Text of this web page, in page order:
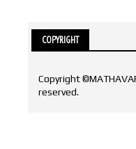
COPYRIGHT
Copyright
reserved.